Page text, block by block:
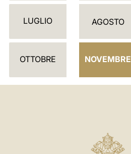
D
R
LUGLIO AGOSTO
OTTOBRE NOVEMBRE